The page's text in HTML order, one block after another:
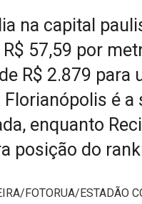
na capital
57,59 por
R$ 2.879 para
Florianópolis é a
enquanto
posição do
FOTORUA/ESTADÃO